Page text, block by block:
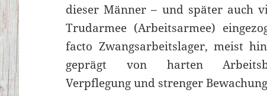
dieser Männer – und später auch
Trudarmee (Arbeitsarmee)
facto Zwangsarbeitslager, meist
geprägt von harten
Verpflegung und strenger